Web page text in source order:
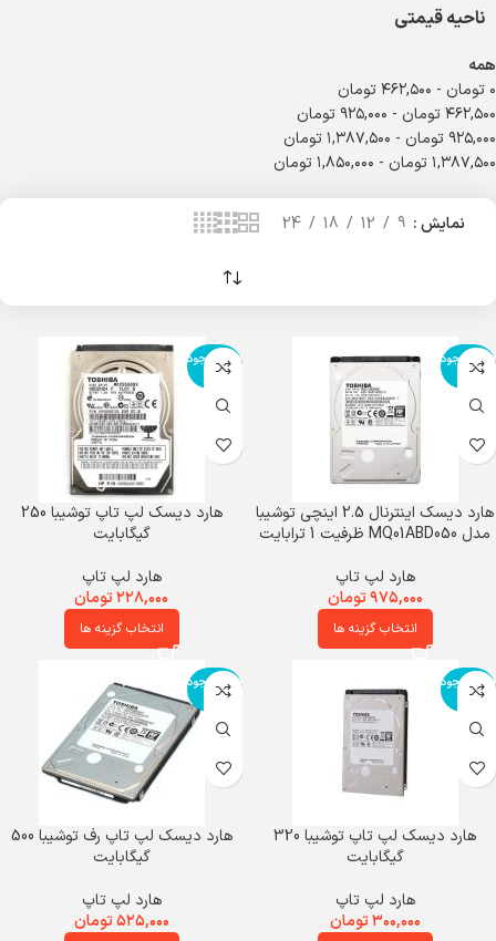
ناحیه قیمتی
همه
۰ تومان - ۴۶۲,۵۰۰تومان
۴۶۲,۵۰۰تومان - ۹۲۵,۰۰۰ تومان
۹۲۵,۰۰۰ تومان - ۱,۳۸۷,۵۰۰تومان
۱,۳۸۷,۵۰۰تومان - ۱,۸۵۰,۰۰۰تومان
نمایش 9
12
18
24
اتمام موجود
ی
هارد ديسک اينترنال 2.5 اينچي توشيبا
مدل MQ01ABD050 ظرفيت 1 ترابايت
هارد لپ تاپ
۹۷۵,۰۰۰تومان
انتخاب گزینه ها
اتمام موجود
ی
هارد دیسک لپ تاپ توشیبا 250
گیگابایت
هارد لپ تاپ
۲۲۸,۰۰۰تومان
انتخاب گزینه ها
اتمام موجود
ی
هارد دیسک لپ تاپ توشیبا 320
گیگابایت
هارد لپ تاپ
۳۰۰,۰۰۰تومان
اتمام موجود
ی
هارد دیسک لپ تاپ رف توشیبا 500
گیگابایت
هارد لپ تاپ
۵۲۵,۰۰۰تومان